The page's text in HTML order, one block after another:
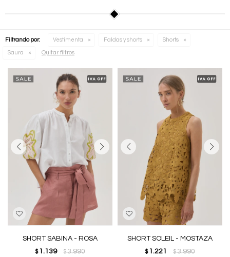
Filtrando por: Vestimenta Faldas y shorts Shorts
Saura Quitar filtros
SHORT SABINA - ROSA
$ 1.139 $3.990
SHORT SOLEIL - MOSTAZA
$ 1.221 $3.990